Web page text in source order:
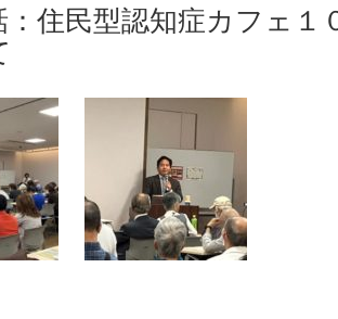
：住民型認知症カフェ１